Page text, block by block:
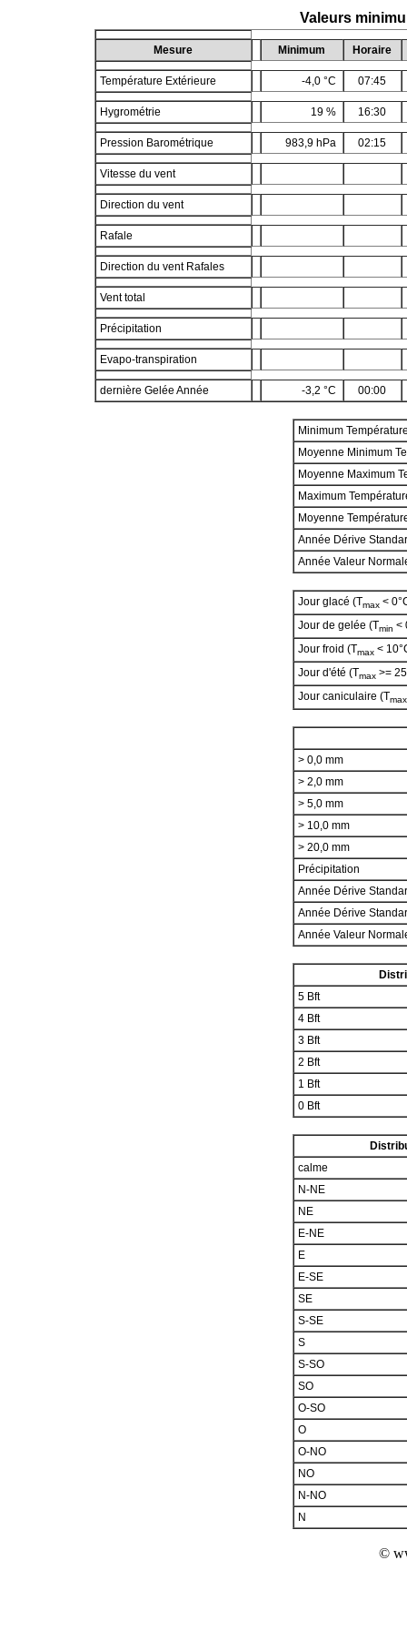
Valeurs
Mesure Minimum Horaire
Température Extérieure -4,0 °C 07:45
Hygrométrie 19 % 16:30
Pression Barométrique 983,9 hPa 02:15
Vitesse du vent
Direction du vent
Rafale
Direction du vent Rafales
Vent total
Précipitation
Evapo-transpiration
dernière Gelée Année -3,2 °C 00:00
Minimum
Moyenne Minimum
Moyenne Maximum
Maximum
Moyenne
Année Dérive
Année Valeur
Jour glacé (Tmax<
Jour de gelée (Tmin <
Jour froid (Tmax<
Jour d'été (Tmax>=
Jour caniculaire (Tmax
> 0,0 mm
> 2,0 mm
> 5,0 mm
> 10,0 mm
> 20,0 mm
Précipitation
Année Dérive
Année Dérive
Année Valeur
5 Bft
4 Bft
3 Bft
2 Bft
1 Bft
0 Bft
calme
N-NE
NE
E-NE
E
E-SE
SE
S-SE
S
S-SO
SO
O-SO
O
O-NO
NO
N-NO
N
©